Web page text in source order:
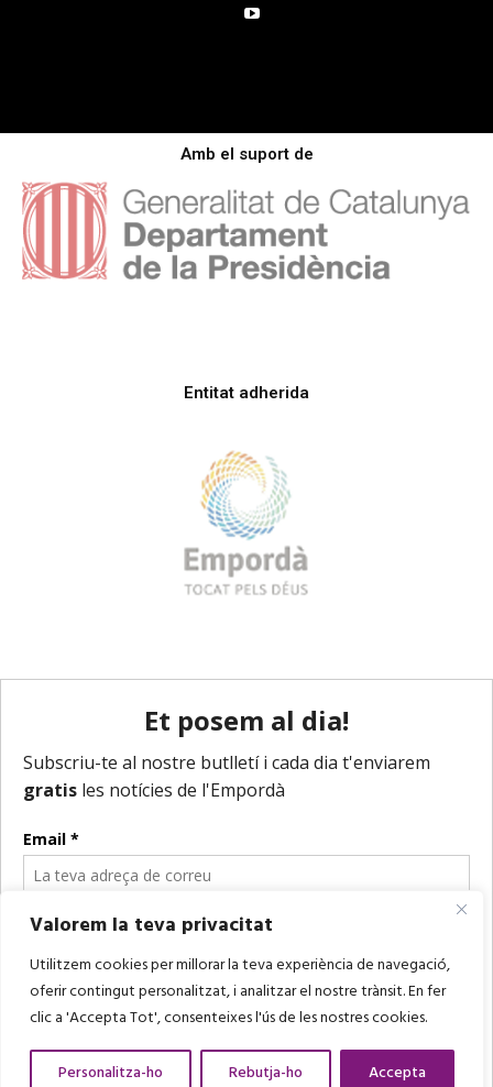
Valorem la teva privacitat
Utilitzem cookies per millorar la teva experiència de navegació,
oferir contingut personalitzat, i analitzar el nostre trànsit. En fer
clic a 'Accepta Tot', consenteixes l'ús de les nostres cookies.
Personalitza-ho Rebutja-ho Accepta
Amb el suport de
Entitat adherida